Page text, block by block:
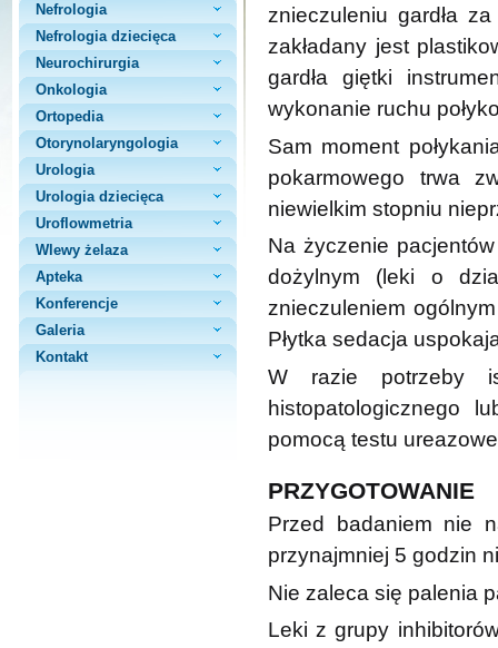
Nefrologia
Nefrologia dziecięca
Neurochirurgia
Onkologia
Ortopedia
Otorynolaryngologia
Urologia
Urologia dziecięca
Uroflowmetria
Wlewy żelaza
Apteka
Konferencje
Galeria
Kontakt
znieczuleniu gardła
zakładany jest
gardła giętki
wykonanie ruchu
Sam moment
pokarmowego trwa
niewielkim stopniu
Na życzenie
dożylnym (leki o
znieczuleniem
Płytka sedacja
W razie potrzeby
histopatologicznego
pomocą testu
PRZYGOTOWANIE
Przed badaniem nie
przynajmniej 5 godzin
Nie zaleca się palenia
Leki z grupy